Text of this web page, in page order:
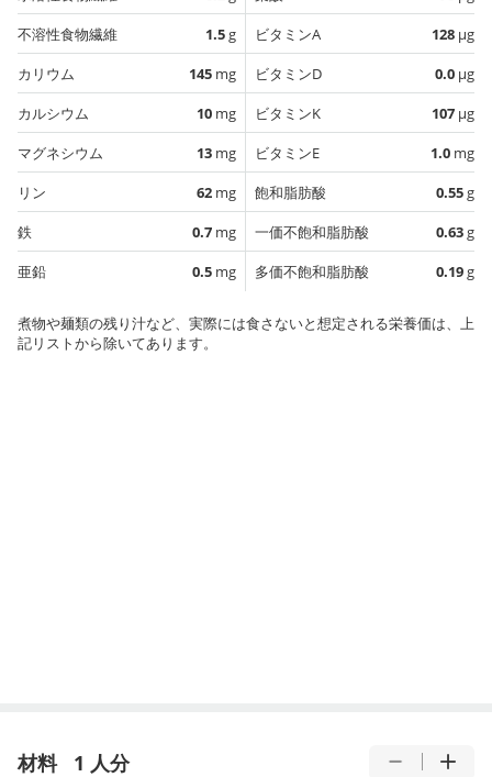
不溶性食物繊維
1.5g
カリウム
145 mg
カルシウム
10 mg
マグネシウム
13 mg
リン
62 mg
鉄
0.7 mg
亜鉛
0.5 mg
ビタミンA
128 µg
ビタミンD
0.0 µg
ビタミンK
107 µg
ビタミンE
1.0 mg
飽和脂肪酸
0.55g
一価不飽和脂肪酸
0.63g
多価不飽和脂肪酸
0.19g
煮物や麺類の残り汁など、実際には食さないと想定される栄養価は、上
記リストから除いてあります。
材料 1 人分